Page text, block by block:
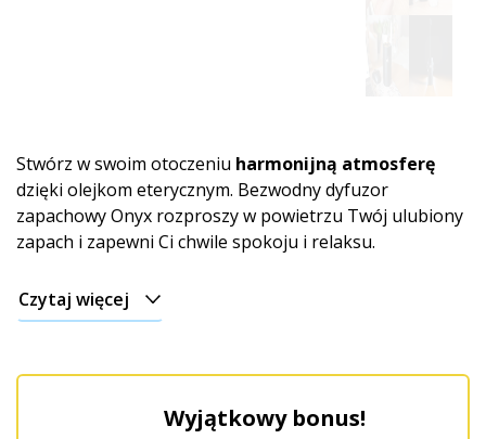
Stwórz w swoim otoczeniu harmonijną atmosferę
dzięki olejkom eterycznym. Bezwodny dyfuzor
zapachowy Onyx rozproszy w powietrzu Twój ulubiony
zapach i zapewni Ci chwile spokoju i relaksu.
Czytaj więcej
Wyjątkowy bonus!